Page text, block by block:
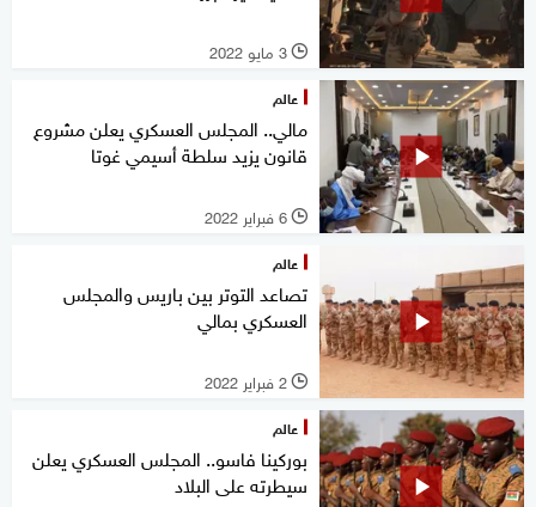
l 3 مايو 2022
عالم
مالي.. المجلس العسكري يعلن مشروع
قانون يزيد سلطة أسيمي غوتا
l 6 فبراير 2022
عالم
تصاعد التوتر بين باريس والمجلس
العسكري بمالي
l 2 فبراير 2022
عالم
بوركينا فاسو.. المجلس العسكري يعلن
سيطرته على البلاد